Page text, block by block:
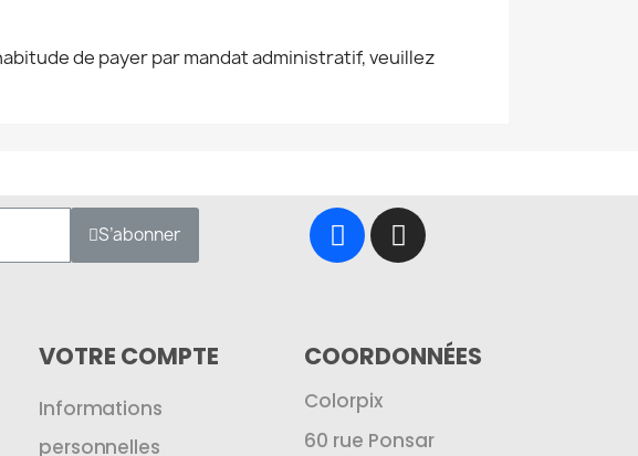
de payer par mandat administratif, veuillez
S’abonner
VOTRE COMPTE
Informations
personnelles
COORDONNÉES
Colorpix
60 rue Ponsar